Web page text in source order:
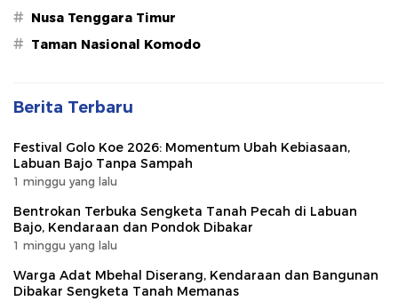
# Nusa Tenggara Timur
# Taman Nasional Komodo
Berita Terbaru
Festival Golo Koe 2026: Momentum Ubah Kebiasaan,
Labuan Bajo Tanpa Sampah
1 minggu yang lalu
Bentrokan Terbuka Sengketa Tanah Pecah di Labuan
Bajo, Kendaraan dan Pondok Dibakar
1 minggu yang lalu
Warga Adat Mbehal Diserang, Kendaraan dan Bangunan
Dibakar Sengketa Tanah Memanas